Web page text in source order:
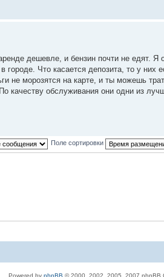
дешевле, и бензин почти не едят. Я
Что касается депозита, то у них
не морозятся на карте, и ты можешь
качеству обслуживания они одни из
Поле сортировки
Powered by phpBB © 2000, 2002, 2005, 2007 phpBB